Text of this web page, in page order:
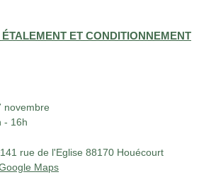
ET CONDITIONNEMENT
novembre
- 16h
rue de l'Eglise 88170 Houécourt
Maps